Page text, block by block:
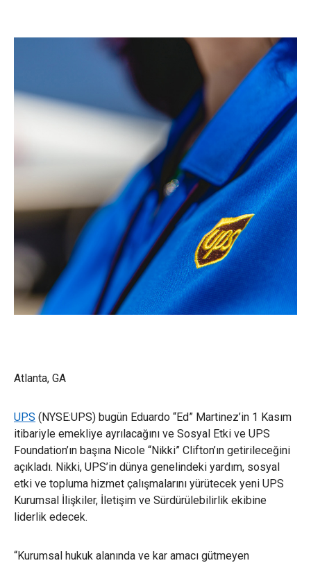
Atlanta, GA
UPS (NYSE:UPS) bugün Eduardo “Ed” Martinez’in 1 Kasım
itibariyle emekliye ayrılacağını ve Sosyal Etki ve UPS
Foundation’ın başına Nicole “Nikki” Clifton’ın getirileceğini
açıkladı. Nikki, UPS’in dünya genelindeki yardım, sosyal
etki ve topluma hizmet çalışmalarını yürütecek yeni UPS
Kurumsal İlişkiler, İletişim ve Sürdürülebilirlik ekibine
liderlik edecek.
“Kurumsal hukuk alanında ve kar amacı gütmeyen